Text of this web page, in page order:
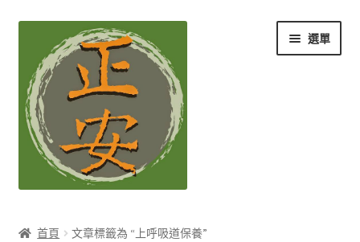
覽
列
要
內
容
選單
首頁 文章標籤為 “上呼吸道保養”